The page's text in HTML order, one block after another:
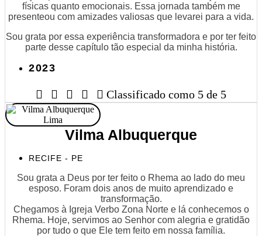
físicas quanto emocionais. Essa jornada também me
presenteou com amizades valiosas que levarei para a vida.
Sou grata por essa experiência transformadora e por ter feito
parte desse capítulo tão especial da minha história.
2023
     Classificado como 5 de 5
Vilma Albuquerque
RECIFE - PE
Sou grata a Deus por ter feito o Rhema ao lado do meu
esposo. Foram dois anos de muito aprendizado e
transformação.
Chegamos à Igreja Verbo Zona Norte e lá conhecemos o
Rhema. Hoje, servimos ao Senhor com alegria e gratidão
por tudo o que Ele tem feito em nossa família.